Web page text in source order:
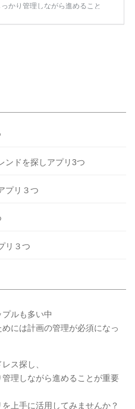
かり管理しながら進めること
ンドを探しアプリ3つ
プリ３つ
リ３つ
ルも多い中
には計画の管理が必須になっ
ス探し、
理しながら進めることが重要
上手に活用してみませんか？